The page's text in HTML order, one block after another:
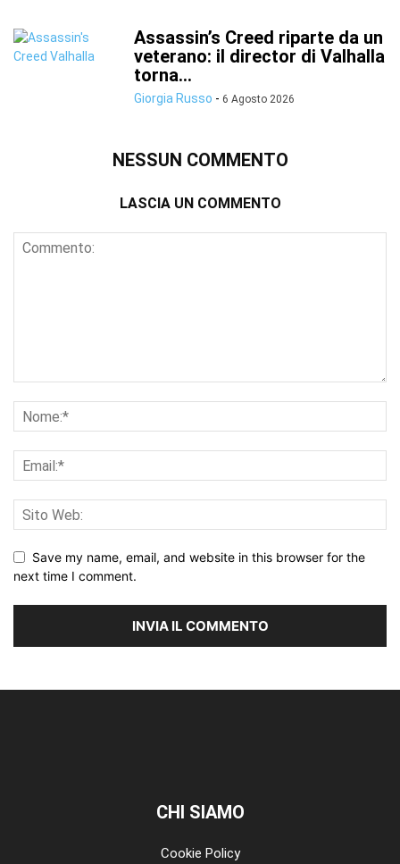
Assassin’s Creed riparte da un
veterano: il director di Valhalla
torna...
Giorgia Russo - 6 Agosto 2026
NESSUN COMMENTO
LASCIA UN COMMENTO
Save my name, email, and website in this browser for the
next time I comment.
CHI SIAMO
Cookie Policy